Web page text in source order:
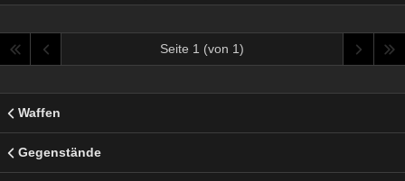
Seite 1 (von 1)
Waffen
Gegenstände